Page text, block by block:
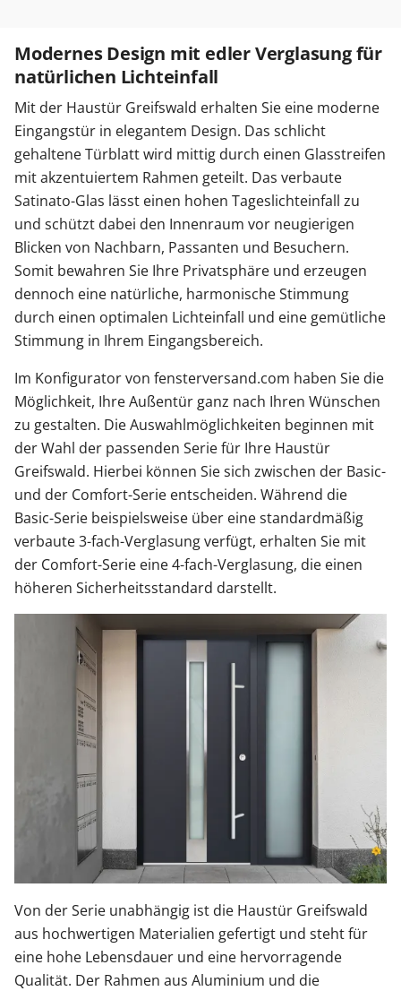
Modernes Design mit edler Verglasung für
natürlichen Lichteinfall
Mit der Haustür Greifswald erhalten Sie eine moderne
Eingangstür in elegantem Design. Das schlicht
gehaltene Türblatt wird mittig durch einen Glasstreifen
mit akzentuiertem Rahmen geteilt. Das verbaute
Satinato-Glas lässt einen hohen Tageslichteinfall zu
und schützt dabei den Innenraum vor neugierigen
Blicken von Nachbarn, Passanten und Besuchern.
Somit bewahren Sie Ihre Privatsphäre und erzeugen
dennoch eine natürliche, harmonische Stimmung
durch einen optimalen Lichteinfall und eine gemütliche
Stimmung in Ihrem Eingangsbereich.
Im Konfigurator von fensterversand.com haben Sie die
Möglichkeit, Ihre Außentür ganz nach Ihren Wünschen
zu gestalten. Die Auswahlmöglichkeiten beginnen mit
der Wahl der passenden Serie für Ihre Haustür
Greifswald. Hierbei können Sie sich zwischen der Basic-
und der Comfort-Serie entscheiden. Während die
Basic-Serie beispielsweise über eine standardmäßig
verbaute 3-fach-Verglasung verfügt, erhalten Sie mit
der Comfort-Serie eine 4-fach-Verglasung, die einen
höheren Sicherheitsstandard darstellt.
Von der Serie unabhängig ist die Haustür Greifswald
aus hochwertigen Materialien gefertigt und steht für
eine hohe Lebensdauer und eine hervorragende
Qualität. Der Rahmen aus Aluminium und die